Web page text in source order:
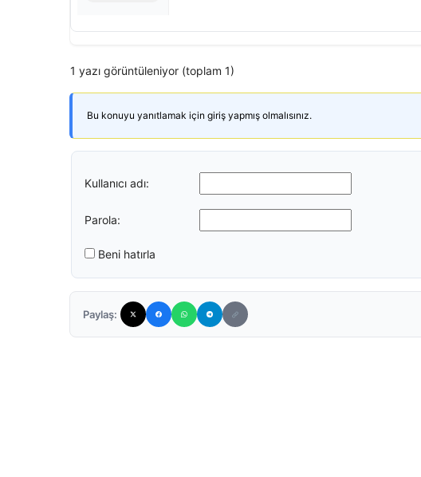
1 yazı görüntüleniyor (toplam 1)
Bu konuyu yanıtlamak için giriş yapmış olmalısınız.
Kullanıcı adı:
Parola:
Beni hatırla
Paylaş: